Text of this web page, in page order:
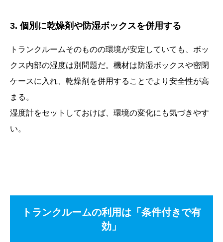
3. 個別に乾燥剤や防湿ボックスを併用する
トランクルームそのものの環境が安定していても、ボッ
クス内部の湿度は別問題だ。機材は防湿ボックスや密閉
ケースに入れ、乾燥剤を併用することでより安全性が高
まる。
湿度計をセットしておけば、環境の変化にも気づきやす
い。
トランクルームの利用は「条件付きで有
効」